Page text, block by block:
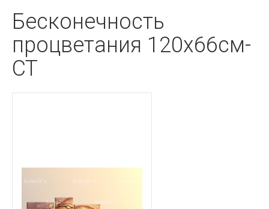
Бесконечность
процветания 120х66см-
CT